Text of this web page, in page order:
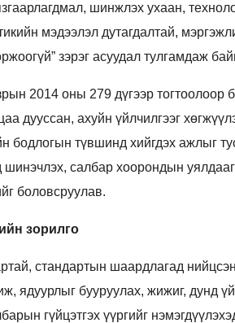
шинжлэх ухаан,
мэдээлэл дутагдалтай,
зэрэг асуудал тулгамдаж
2014 оны 279 дүгээр тогтоолоор
дууссан, ахуйн үйлчилгээг
бодлогын түвшинд хийгдэх ажлыг
шинэчлэх, салбар хоорондын
боловсруулав.
зорилго
стандартын шаардлагад
ядуурлыг бууруулах, жижиг, дунд
гүйцэтгэх үүргийг